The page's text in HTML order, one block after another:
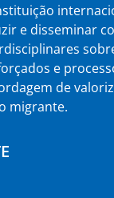
e disseminar
e
de
migrante.